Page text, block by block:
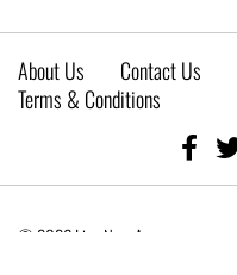
About Us Contact Us
Terms & Conditions
© 2026 Live New Age